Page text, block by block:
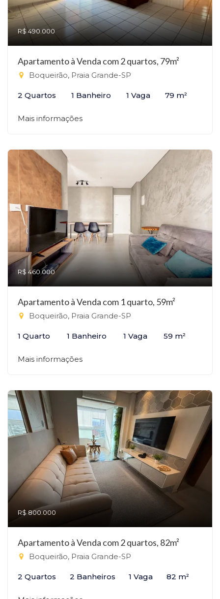
R$ 490.000
Apartamento à Venda com 2 quartos, 79m²
Boqueirão, Praia Grande-SP
2 Quartos 1 Banheiro 1 Vaga 79 m²
Mais informações
R$ 460.000
Apartamento à Venda com 1 quarto, 59m²
Boqueirão, Praia Grande-SP
1 Quarto 1 Banheiro 1 Vaga 59 m²
Mais informações
R$ 800.000
Apartamento à Venda com 2 quartos, 82m²
Boqueirão, Praia Grande-SP
2 Quartos 2 Banheiros 1 Vaga 82 m²